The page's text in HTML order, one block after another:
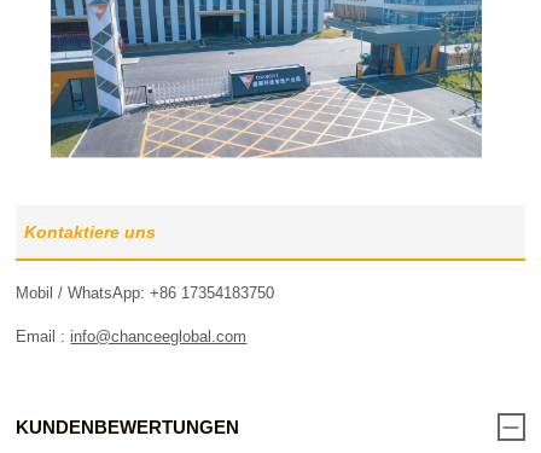
Kontaktiere uns
Mobil / WhatsApp: +86 17354183750
Email : info@chanceeglobal.com
KUNDENBEWERTUNGEN